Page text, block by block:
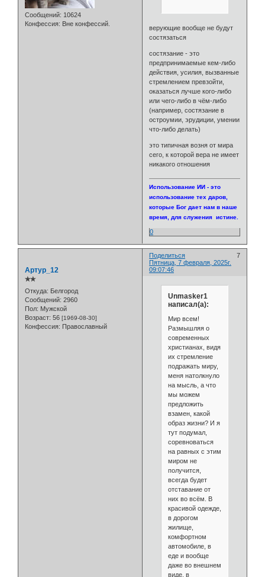
Сообщений: 10624
Конфессия: Вне конфессий.
верующие вообще не будут
состязаться
состязание - это
предпринимаемые кем-либо
действия, усилия, вызванные
стремлением превзойти,
оказаться лучше кого-либо
или чего-либо в чём-либо
(например, состязание в
остроумии, эрудиции, умении
что-либо делать)
это типичная возня от мира
сего, к которой вера не имеет
никакого отношения
Использование ИИ - это
использование тех даров,
которые Бог дает нам в наше
время, для служения истине.
0
Поделиться
7
Пятница, 7 февраля, 2025г.
09:07:46
Артур_12
✯✯
Откуда: Белгород
Сообщений: 2960
Пол: Мужской
Возраст: 56 [1969-08-30]
Конфессия: Православный
Unmasker1
написал(а):
Мир всем!
Размышляя о
современных
христианах, видя
их стремление
подражать миру,
меня натолкнуло
на мысль, а что
мы можем
предложить
взамен, какой
образ жизни? И я
тут подумал,
соревноваться
на равных с этим
миром не
получится,
всегда будет
отставание от
них во всём. В
красивой одежде,
в дорогом
жилище,
комфортном
автомобиле, в
еде и вообще
даже во внешнем
виде, в